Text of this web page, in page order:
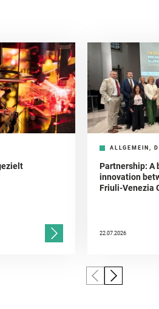
ALLGEMEIN,
Partnership: A
innovation
Friuli-Venezia
22.07.2026